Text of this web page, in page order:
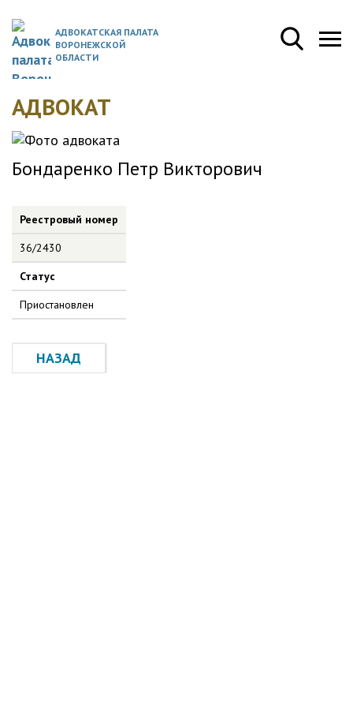
АДВОКАТСКАЯ ПАЛАТА
ВОРОНЕЖСКОЙ
ОБЛАСТИ
АДВОКАТ
Бондаренко Петр Викторович
Реестровый номер
36/2430
Статус
Приостановлен
НАЗАД